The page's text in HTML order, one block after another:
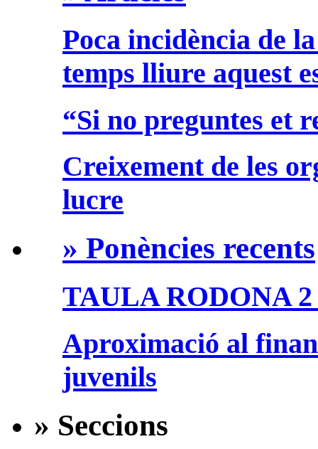
Poca incidència de
temps lliure aquest
“Si no preguntes et
Creixement de les
lucre
» Ponències recents
TAULA RODONA
Aproximació al
juvenils
» Seccions